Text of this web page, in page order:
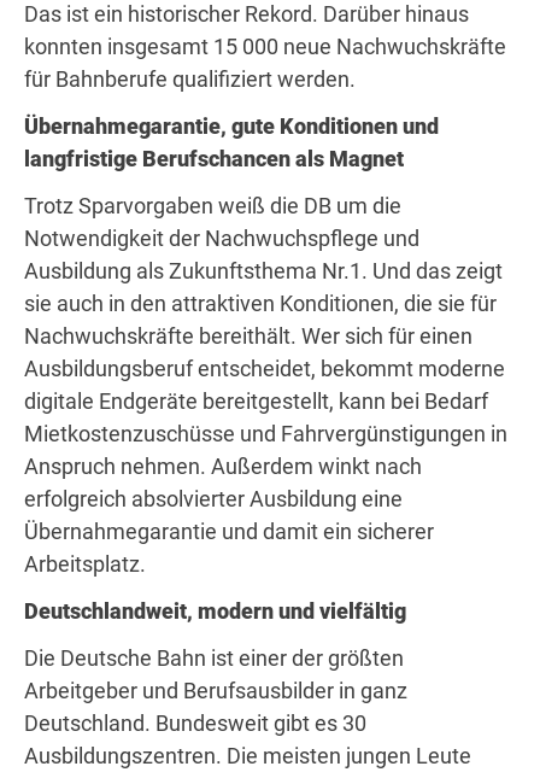
Das ist ein historischer Rekord. Darüber hinaus
konnten insgesamt 15 000 neue Nachwuchskräfte
für Bahnberufe qualifiziert werden.
Übernahmegarantie, gute Konditionen und
langfristige Berufschancen als Magnet
Trotz Sparvorgaben weiß die DB um die
Notwendigkeit der Nachwuchspflege und
Ausbildung als Zukunftsthema Nr.1. Und das zeigt
sie auch in den attraktiven Konditionen, die sie für
Nachwuchskräfte bereithält. Wer sich für einen
Ausbildungsberuf entscheidet, bekommt moderne
digitale Endgeräte bereitgestellt, kann bei Bedarf
Mietkostenzuschüsse und Fahrvergünstigungen in
Anspruch nehmen. Außerdem winkt nach
erfolgreich absolvierter Ausbildung eine
Übernahmegarantie und damit ein sicherer
Arbeitsplatz.
Deutschlandweit, modern und vielfältig
Die Deutsche Bahn ist einer der größten
Arbeitgeber und Berufsausbilder in ganz
Deutschland. Bundesweit gibt es 30
Ausbildungszentren. Die meisten jungen Leute